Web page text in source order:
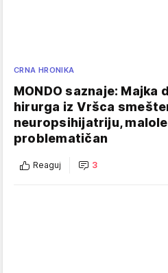
CRNA HRONIKA
MONDO saznaje: Majka
hirurga iz Vršca
neuropsihijatriju,
problematičan
Reaguj 3